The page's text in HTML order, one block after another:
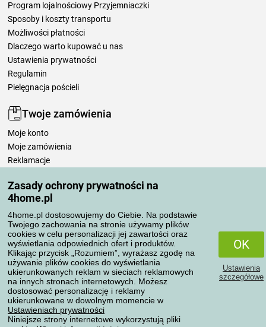
Zasady ochrony prywatności na
4home.pl
4home.pl dostosowujemy do Ciebie. Na podstawie
Twojego zachowania na stronie używamy plików
cookies w celu personalizacji jej zawartości oraz
wyświetlania odpowiednich ofert i produktów.
Klikając przycisk „Rozumiem”, wyrażasz zgodę na
używanie plików cookies do wyświetlania
ukierunkowanych reklam w sieciach reklamowych
na innych stronach internetowych. Możesz
dostosować personalizację i reklamy
ukierunkowane w dowolnym momencie w
Ustawieniach prywatności
Niniejsze strony internetowe wykorzystują pliki
OK
Ustawienia
szczegółowe
Program lojalnościowy Przyjemniaczki
Sposoby i koszty transportu
Możliwości płatności
Dlaczego warto kupować u nas
Ustawienia prywatności
Regulamin
Pielęgnacja pościeli
Twoje zamówienia
Moje konto
Moje zamówienia
Reklamacje
Zasady przetwarzania recenzji
Sposoby transportu
Metody płatności
Niezawodny sklep